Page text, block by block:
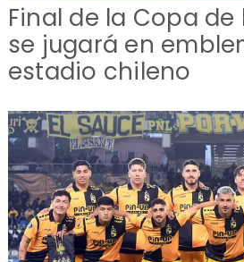
Final de la Copa de
se jugará en
estadio chileno